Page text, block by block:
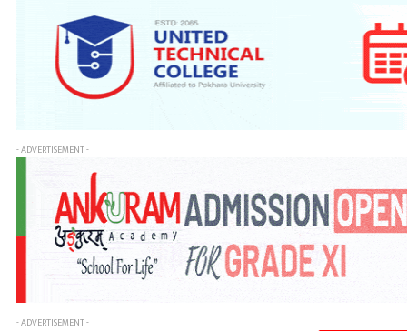
- ADVERTISEMENT -
- ADVERTISEMENT -